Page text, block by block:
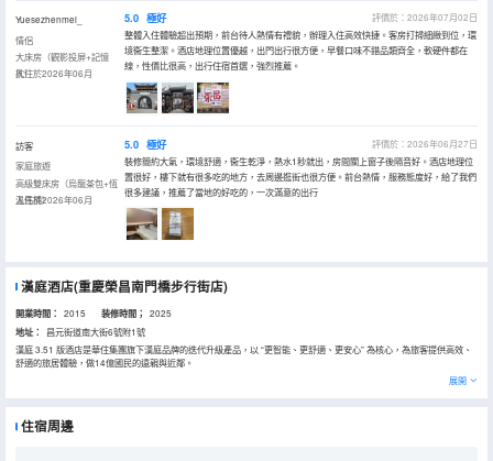
Yuesezhenmei_
情侶
大床房（觀影投屏+記憶
枕）
入住於2026年06月
5.0 極好
評價於：2026年07月02日
整體入住體驗超出預期，前台待人熱情有禮貌，辦理入住高效快捷。客房打掃細緻到位，環
境衞生整潔。酒店地理位置優越，出門出行很方便，早餐口味不錯品類齊全，軟硬件都在
線，性價比很高，出行住宿首選，強烈推薦。
訪客
家庭旅遊
高級雙床房（烏龍茶包+恆
温馬桶）
入住於2026年06月
5.0 極好
評價於：2026年06月27日
裝修簡約大氣，環境舒適，衞生乾淨，熱水1秒就出，房間關上窗子後隔音好。酒店地理位
置很好，樓下就有很多吃的地方，去周邊逛街也很方便。前台熱情，服務態度好，給了我們
很多建議，推薦了當地的好吃的，一次滿意的出行
漢庭酒店(重慶榮昌南門橋步行街店)
開業時間： 2015 装修時間； 2025
地址：
昌元街道南大街6號附1號
漢庭 3.51 版酒店是華住集團旗下漢庭品牌的迭代升級產品，以 “更智能、更舒適、更安心” 為核心，為旅客提供高效、
舒適的旅居體驗，做14億國民的遠親與近鄰。
【工業園區】榮昌漢庭酒店距離榮昌工業園區約10分鐘車程，榮昌作為重慶市西大門，成渝城市羣腹心地帶，榮昌工業
【免費洗衣】酒店洗衣房配備有掛燙機、專業的LG洗衣機和烘乾機，容量13KG。能滿足你出差、旅行適時穿上乾淨整
展開
住宿周邊